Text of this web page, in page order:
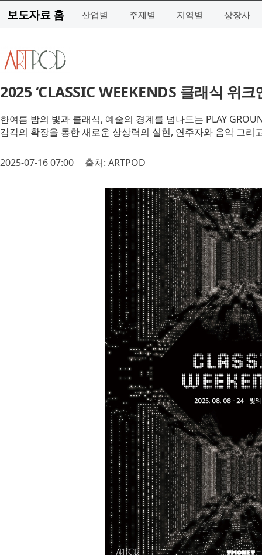
보도자료 홈 산업별 주제별 지역별 상장사
2025 ‘CLASSIC WEEKENDS 클래식 위
한여름 밤의 빛과 클래식, 예술의 경계를 넘나드는 PLAY
감각의 확장을 통한 새로운 상상력의 실현, 연주자와 음악 그
2025-07-16 07:00 출처: ARTPOD